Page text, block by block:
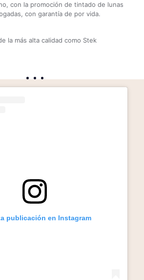
con la promoción de tintado de lunas
con garantía de por vida.
la más alta calidad como Stek
publicación en Instagram